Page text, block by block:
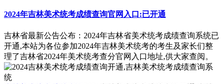
2024年吉林美术统考成绩查询官网入口:已开通
吉林省最新公告公布：2024年吉林省美术统考成绩查询系统已
开通,本站为各位参加2024年吉林美术统考的考生及家长们整
理了吉林省2024年美术统考查分官网入口地址,供大家查阅。